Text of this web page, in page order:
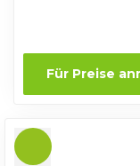
Für Preise